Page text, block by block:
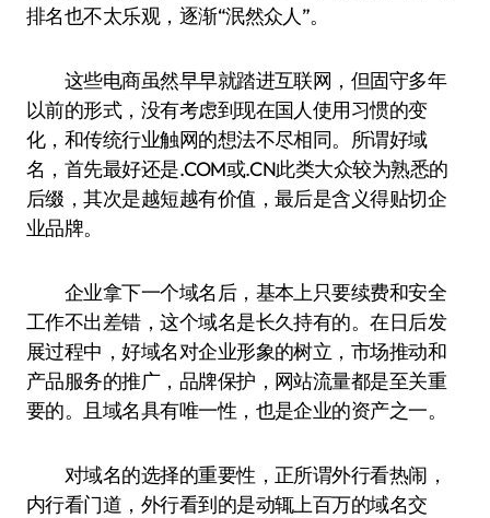
排名也不太乐观，逐渐“泯然众人”。
这些电商虽然早早就踏进互联网，但固守多年
以前的形式，没有考虑到现在国人使用习惯的变
化，和传统行业触网的想法不尽相同。所谓好域
名，首先最好还是.COM或.CN此类大众较为熟悉的
后缀，其次是越短越有价值，最后是含义得贴切企
业品牌。
企业拿下一个域名后，基本上只要续费和安全
工作不出差错，这个域名是长久持有的。在日后发
展过程中，好域名对企业形象的树立，市场推动和
产品服务的推广，品牌保护，网站流量都是至关重
要的。且域名具有唯一性，也是企业的资产之一。
对域名的选择的重要性，正所谓外行看热闹，
内行看门道，外行看到的是动辄上百万的域名交